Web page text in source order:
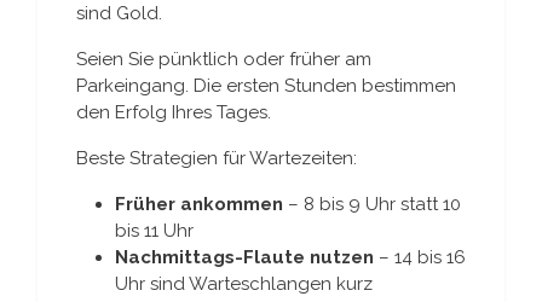
sind Gold.
Seien Sie pünktlich oder früher am
Parkeingang. Die ersten Stunden bestimmen
den Erfolg Ihres Tages.
Beste Strategien für Wartezeiten:
Früher ankommen – 8 bis 9 Uhr statt 10
bis 11 Uhr
Nachmittags-Flaute nutzen – 14 bis 16
Uhr sind Warteschlangen kurz